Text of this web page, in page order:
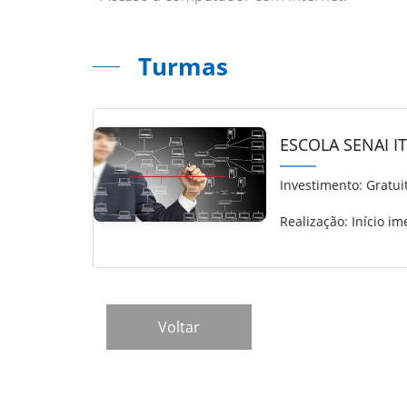
Turmas
ESCOLA SENAI
Investimento:
Realização: Início